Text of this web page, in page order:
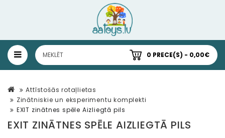
0 PRECE(S) - 0,00€
Attīstošās rotaļlietas
Zinātniskie un eksperimentu komplekti
EXIT zinātnes spēle Aizliegtā pils
EXIT ZINĀTNES SPĒLE AIZLIEGTĀ PILS